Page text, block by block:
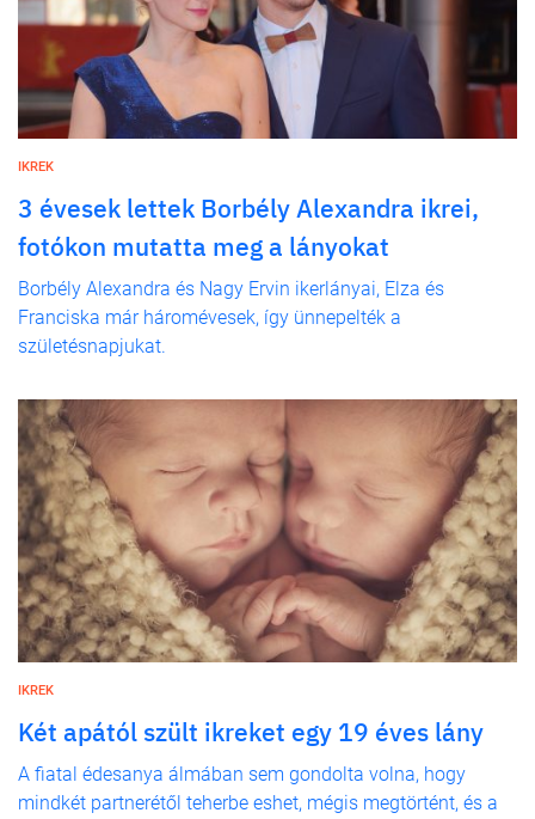
IKREK
3 évesek lettek Borbély Alexandra ikrei,
fotókon mutatta meg a lányokat
Borbély Alexandra és Nagy Ervin ikerlányai, Elza és
Franciska már háromévesek, így ünnepelték a
születésnapjukat.
IKREK
Két apától szült ikreket egy 19 éves lány
A fiatal édesanya álmában sem gondolta volna, hogy
mindkét partnerétől teherbe eshet, mégis megtörtént, és a